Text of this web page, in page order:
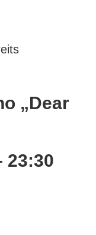
„Dear
23:30